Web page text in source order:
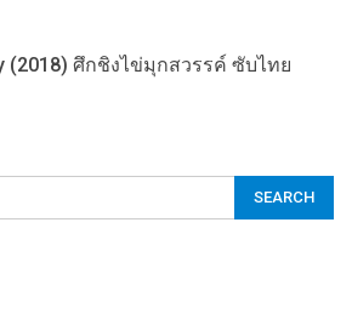
(2018) ศึกชิงไข่มุกสวรรค์ ซับไทย